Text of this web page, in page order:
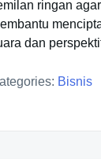
ringan
dan
Bisnis